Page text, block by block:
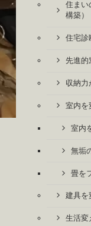
住まい
構築）
住宅診
先進的
収納力
室内を
室内
無垢
畳を
建具を
生活変